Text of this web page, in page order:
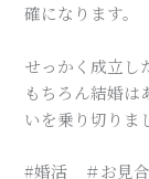
確になります。
せっかく成立し
もちろん結婚は
いを乗り切りま
#婚活 ＃お見